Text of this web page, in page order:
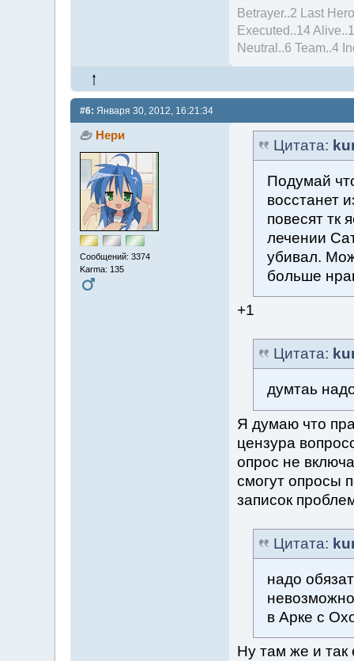
Betrayer..2 Last
Executed..14
Neutral..6 Team..4
#6: Января 30, 2012, 16:21:34
Нери
Сообщений: 3374
Karma: 135
Цитата:
Подумай
восстанет
повесят тк
лечении
убивал.
больше
+1
Цитата:
думтаь
Я думаю что
цензура
опрос не
смогут опросы
записок
Цитата:
надо
в Арке с
Ну там же и